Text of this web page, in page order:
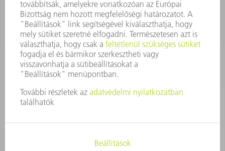
Alkatrész
3628576035
08.00 - 16.30
alkatresz@hu.trumpf.com